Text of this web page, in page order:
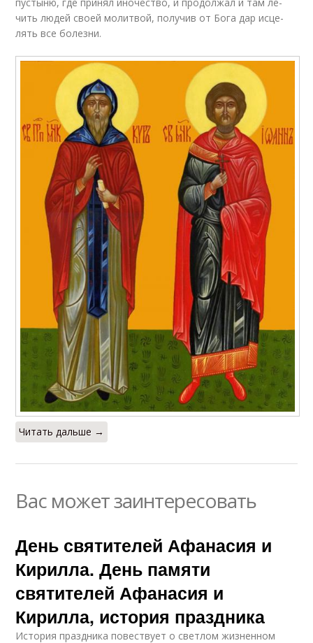
чить лю­дей сво­ей мо­лит­вой, по­лу­чив от Бо­га дар ис­це­
лять все бо­лез­ни.
Читать дальше →
Вас может заинтересовать
День святителей Афанасия и
Кирилла. День памяти
святителей Афанасия и
Кирилла, история праздника
История праздника повествует о светлом жизненном